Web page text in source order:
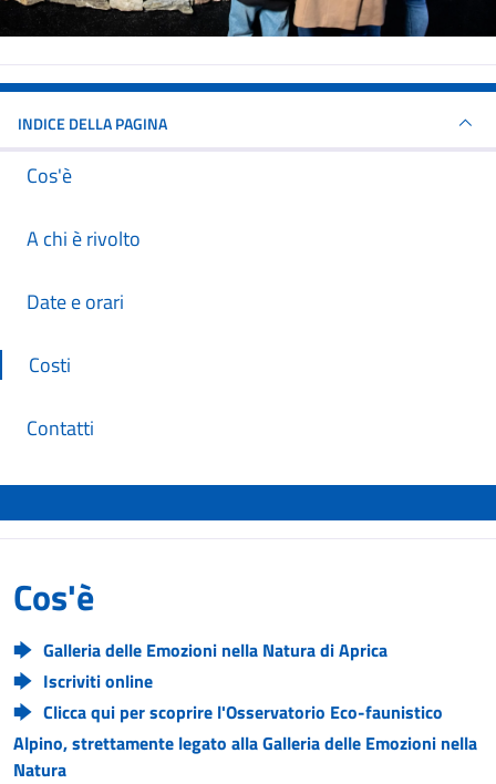
INDICE DELLA PAGINA
Cos'è
A chi è rivolto
Date e orari
Costi
Contatti
Cos'è
Galleria delle Emozioni nella Natura di Aprica
Iscriviti online
Clicca qui per scoprire l'Osservatorio Eco-faunistico
Alpino, strettamente legato alla Galleria delle Emozioni nella
Natura